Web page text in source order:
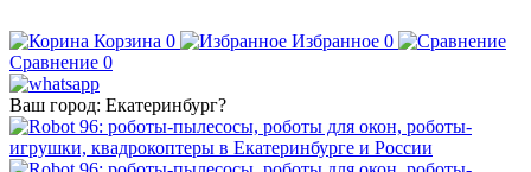
Корзина 0 Избранное 0
Сравнение 0
Ваш город: Екатеринбург?